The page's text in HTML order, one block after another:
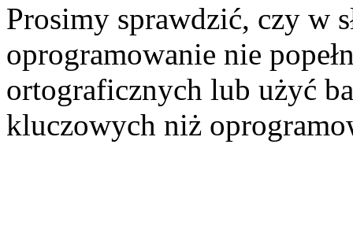
Prosimy sprawdzić, czy w
oprogramowanie nie
ortograficznych lub użyć
kluczowych niż